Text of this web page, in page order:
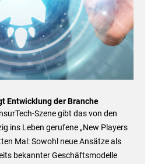
Entwicklung der Branche
Szene gibt das von den
ins Leben gerufene „New Players
Mal: Sowohl neue Ansätze als
bekannter Geschäftsmodelle